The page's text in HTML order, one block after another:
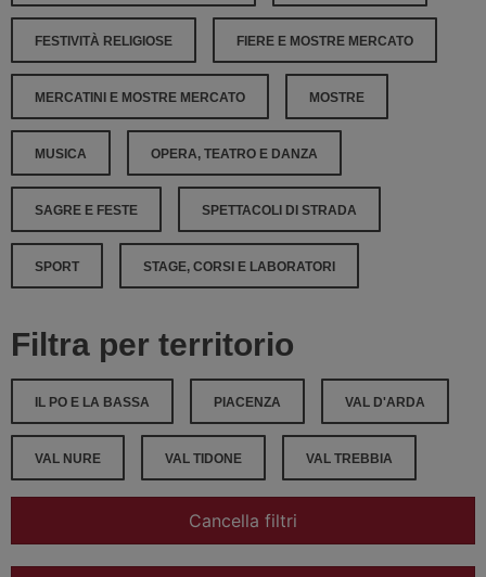
FESTIVITÀ RELIGIOSE FIERE E MOSTRE MERCATO
MERCATINI E MOSTRE MERCATO MOSTRE
MUSICA OPERA, TEATRO E DANZA
SAGRE E FESTE SPETTACOLI DI STRADA
SPORT STAGE, CORSI E LABORATORI
Filtra per territorio
IL PO E LA BASSA PIACENZA VAL D'ARDA
VAL NURE VAL TIDONE VAL TREBBIA
Cancella filtri